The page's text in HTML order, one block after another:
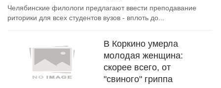
Челябинские филологи предлагают ввести преподавание
риторики для всех студентов вузов - вплоть до...
В Коркино умерла
молодая женщина:
скорее всего, от
"свиного" гриппа